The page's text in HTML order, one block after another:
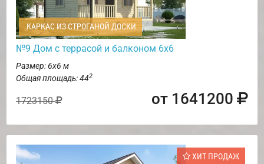
КАРКАС ИЗ СТРОГАНОЙ ДОСКИ
№9 Дом с террасой и балконом 6х6
Размер: 6х6 м
Общая площадь: 442
1723150 от 1641200
ХИТ ПРОДАЖ